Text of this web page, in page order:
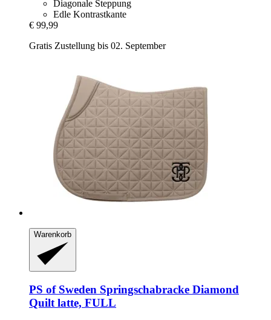
Diagonale Steppung
Edle Kontrastkante
€ 99,99
Gratis Zustellung bis 02. September
Warenkorb
PS of Sweden Springschabracke Diamond
Quilt latte, FULL